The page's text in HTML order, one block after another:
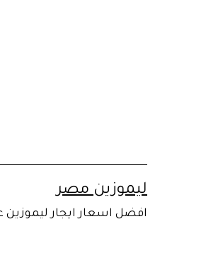
ليموزين مصر
افضل اسعار ايجار ليموزين